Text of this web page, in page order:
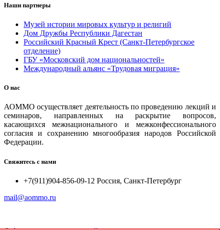
Наши партнеры
Музей истории мировых культур и религий
Дом Дружбы Республики Дагестан
Российский Красный Крест (Санкт-Петербургское
отделение)
ГБУ «Московский дом национальностей»
Международный альянс «Трудовая миграция»
О нас
АОММО осуществляет деятельность по проведению лекций и
семинаров, направленных на раскрытие вопросов,
касающихся межнационального и межконфессионального
согласия и сохранению многообразия народов Российской
Федерации.
Свяжитесь с нами
+7(911)904-856-09-12 Россия, Санкт-Петербург
mail@aommo.ru